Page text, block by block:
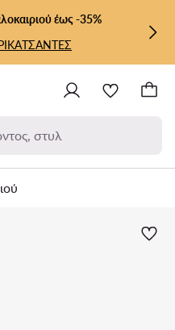
έως -35%
ΤΣΑΝΤΕΣ
στυλ